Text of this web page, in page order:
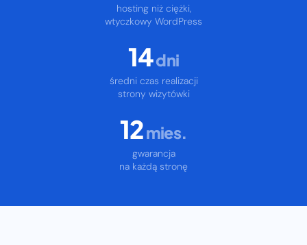
hosting niż ciężki,
wtyczkowy WordPress
14dni
średni czas realizacji
strony wizytówki
12mies.
gwarancja
na każdą stronę